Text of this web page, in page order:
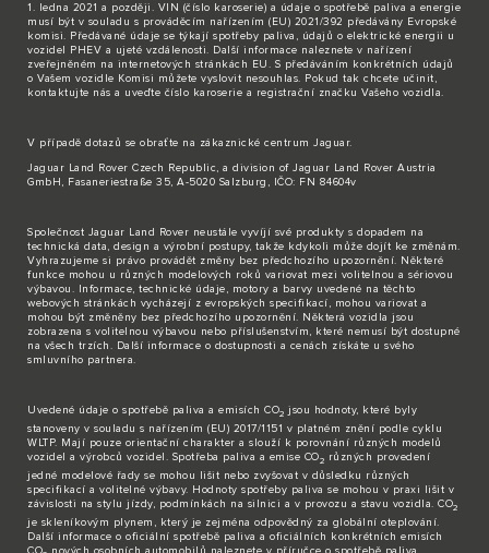
1. ledna 2021 a později. VIN (číslo karoserie) a údaje o spotřebě paliva a energie
musí být v souladu s prováděcím nařízením (EU) 2021/392 předávány Evropské
komisi. Předávané údaje se týkají spotřeby paliva, údajů o elektrické energii u
vozidel PHEV a ujeté vzdálenosti. Další informace naleznete v nařízení
zveřejněném na internetových stránkách EU. S předáváním konkrétních údajů
o Vašem vozidle Komisi můžete vyslovit nesouhlas. Pokud tak chcete učinit,
kontaktujte nás a uveďte číslo karoserie a registrační značku Vašeho vozidla.
V případě dotazů se obraťte na zákaznické centrum Jaguar.
Jaguar Land Rover Czech Republic, a division of Jaguar Land Rover Austria
GmbH, Fasaneriestraße 35, A-5020 Salzburg, IČO: FN 84604v
Společnost Jaguar Land Rover neustále vyvíjí své produkty s dopadem na
technická data, design a výrobní postupy, takže kdykoli může dojít ke změnám.
Vyhrazujeme si právo provádět změny bez předchozího upozornění. Některé
funkce mohou u různých modelových roků variovat mezi volitelnou a sériovou
výbavou. Informace, technické údaje, motory a barvy uvedené na těchto
webových stránkách vycházejí z evropských specifikací, mohou variovat a
mohou být změněny bez předchozího upozornění. Některá vozidla jsou
zobrazena s volitelnou výbavou nebo příslušenstvím, které nemusí být dostupné
na všech trzích. Další informace o dostupnosti a cenách získáte u svého
smluvního partnera.
Uvedené údaje o spotřebě paliva a emisích CO2 jsou hodnoty, které byly
stanoveny v souladu s nařízením (EU) 2017/1151 v platném znění podle cyklu
WLTP. Mají pouze orientační charakter a slouží k porovnání různých modelů
vozidel a výrobců vozidel. Spotřeba paliva a emise CO2
různých provedení
jedné modelové řady se mohou lišit nebo zvyšovat v důsledku různých
specifikací a volitelné výbavy. Hodnoty spotřeby paliva se mohou v praxi lišit v
závislosti na stylu jízdy, podmínkách na silnici a v provozu a stavu vozidla. CO2
je skleníkovým plynem, který je zejména odpovědný za globální oteplování.
Další informace o oficiální spotřebě paliva a oficiálních konkrétních emisích
CO
nových osobních automobilů naleznete v příručce o spotřebě paliva,